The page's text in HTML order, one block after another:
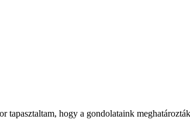
tapasztaltam, hogy a gondolataink